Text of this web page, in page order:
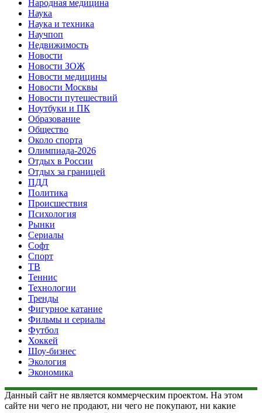
Народная медицина
Наука
Наука и техника
Научпоп
Недвижимость
Новости
Новости ЗОЖ
Новости медицины
Новости Москвы
Новости путешествий
Ноутбуки и ПК
Образование
Общество
Около спорта
Олимпиада-2026
Отдых в России
Отдых за границей
ПДД
Политика
Происшествия
Психология
Рынки
Сериалы
Софт
Спорт
ТВ
Теннис
Технологии
Тренды
Фигурное катание
Фильмы и сериалы
Футбол
Хоккей
Шоу-бизнес
Экология
Экономика
Данный сайт не является коммерческим проектом. На этом
сайте ни чего не продают, ни чего не покупают, ни какие